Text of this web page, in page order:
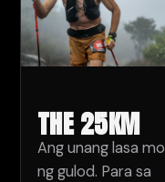
THE 25KM
Ang unang lasa mo
ng gulod. Para sa